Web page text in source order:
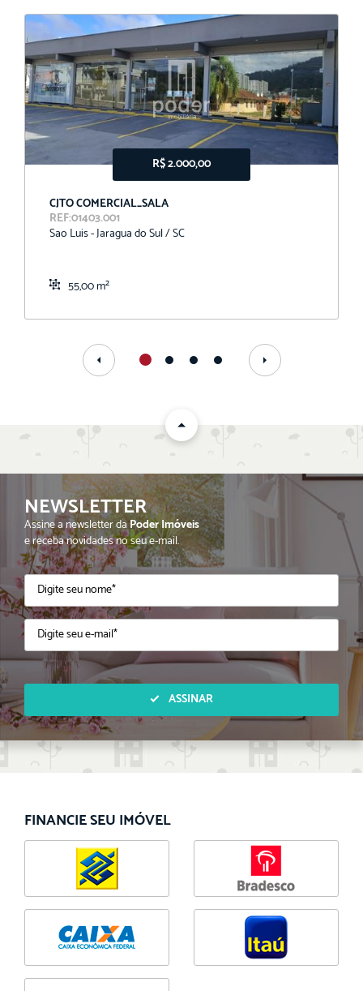
R$ 2.000,00
CJTO COMERCIAL_SALA
REF:01403.001
Sao Luis - Jaragua do Sul / SC
55,00 m²
NEWSLETTER
Assine a newsletter daPoder Imóveis
e receba novidades no seu e-mail.
ASSINAR
FINANCIE SEU IMÓVEL